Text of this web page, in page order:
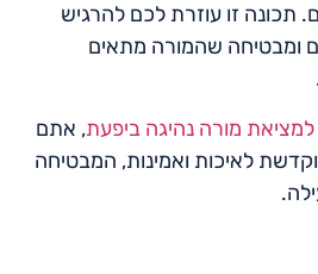
תכונה זו עוזרת לכם להרגיש
ומבטיחה שהמורה מתאים
למציאת מורה נהיגה ביפעת, אתם
לאיכות ואמינות, המבטיחה